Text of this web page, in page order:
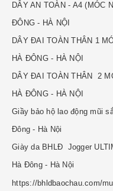
DÂY AN TOÀN - A4 (MÓC
ĐÔNG - HÀ NỘI
DÂY ĐAI TOÀN THÂN 1
HÀ ĐÔNG - HÀ NỘI
DÂY ĐAI TOÀN THÂN 2
HÀ ĐÔNG - HÀ NỘI
Giầy bảo hộ lao động mũi
Đông - Hà Nội
Giày da BHLĐ Jogger
Hà Đông - Hà Nội
https://bhldbaochau.com/